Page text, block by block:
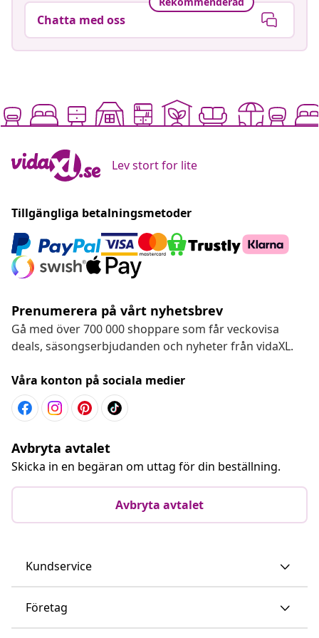
Chatta med oss
Lev stort for lite
Tillgängliga betalningsmetoder
Prenumerera på vårt nyhetsbrev
Gå med över 700 000 shoppare som får veckovisa
deals, säsongserbjudanden och nyheter från vidaXL.
Våra konton på sociala medier
Avbryta avtalet
Skicka in en begäran om uttag för din beställning.
Avbryta avtalet
Kundservice
Företag